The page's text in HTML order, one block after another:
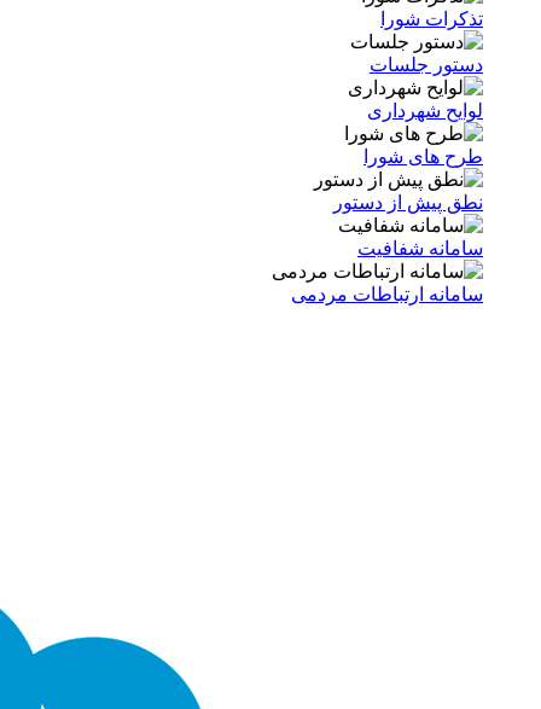
تذکرات شورا
دستور جلسات
لوایح شهرداری
طرح های شورا
نطق پیش از دستور
سامانه شفافیت
سامانه ارتباطات مردمی